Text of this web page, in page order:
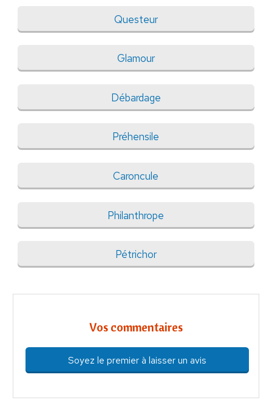
Questeur
Glamour
Débardage
Préhensile
Caroncule
Philanthrope
Pétrichor
Vos commentaires
Soyez le premier à laisser un avis